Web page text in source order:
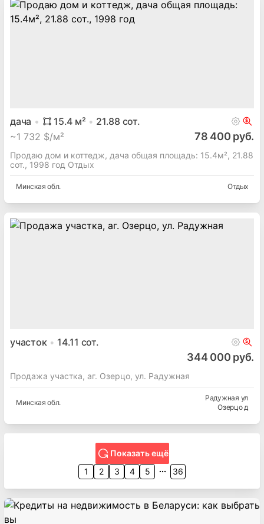
дача 15.4 м² 21.88 сот.
~1 732 $/м² 78 400 руб.
Продаю дом и коттедж, дача общая площадь: 15.4м², 21.88
сот., 1998 год Отдых
Минская обл. Отдых
участок 14.11 сот.
344 000 руб.
Продажа участка, аг. Озерцо, ул. Радужная
Минская обл.
Радужная ул
Озерцо д
Показать ещё
1
2 3 4 5 36